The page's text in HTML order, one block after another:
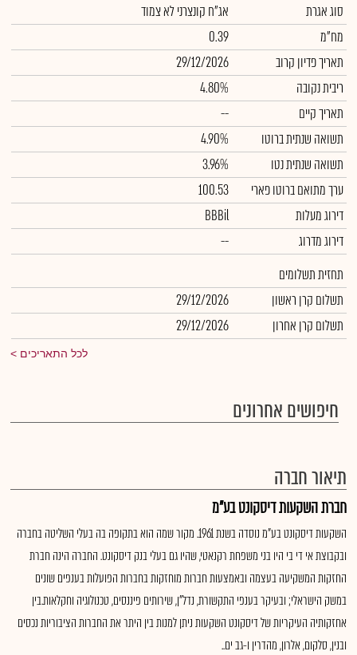
סוג אגרת
אג"ח קונצרני לא צמוד
מח"מ
0.39
תאריך פדיון קרוב
29/12/2026
ריבית נקובה
4.80%
תאריך קיים
--
תשואה שנתית ברוטו
4.90%
תשואה שנתית נטו
3.96%
ערך מתואם ברוטו פארי
100.53
דירוג מעלות
BBBil
דירוג מדרוג
--
תחזית תשלומים
תשלום קרן ראשון
29/12/2026
תשלום קרן אחרון
29/12/2026
לכל התאריכים
חיפושים אחרונים
תיאור חברה
חברת השקעות דיסקונט בע"מ
השקעות דיסקונט בע"מ נוסדה בשנת 1961. מקור שמה הוא בתקופה בה בעלי השליטה בחברה
ובקבוצת אי די בי היו בני משפחת רקנאטי, שהיו גם בעלי בנק דיסקונט. החברה הינה חברת
החזקות המשקיעה בעצמה ובאמצעות חברות מוחזקות בחברות הפועלות בענפים שונים
במשק הישראלי; ובעיקר בענפי התקשורת, נדל"ן, שירותים פיננסים, טכנולוגיה וחקלאות.בין
אחזקותיה העיקריות של דיסקונט השקעות ניתן למנות בין היתר את החברות הציבוריות נכסים
ובנין, סלקום, אלרון, מהדרין ו-גב ים..